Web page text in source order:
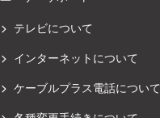
テレビについて
インターネットについて
ケーブルプラス電話について